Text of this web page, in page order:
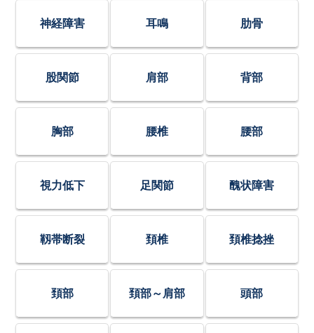
神経障害 耳鳴 肋骨
股関節 肩部 背部
胸部 腰椎 腰部
視力低下 足関節 醜状障害
靱帯断裂 頚椎 頚椎捻挫
頚部 頚部～肩部 頭部